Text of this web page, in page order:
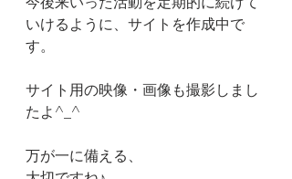
いけるように、サイトを作成中で
す。
サイト用の映像・画像も撮影しまし
たよ^_^
万が一に備える、